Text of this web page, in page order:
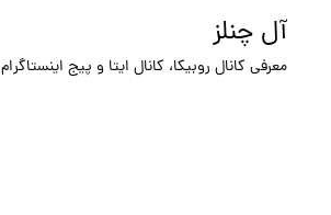
آل چنلز
معرفی کانال روبیکا، کانال ایتا و پیج اینستاگرام